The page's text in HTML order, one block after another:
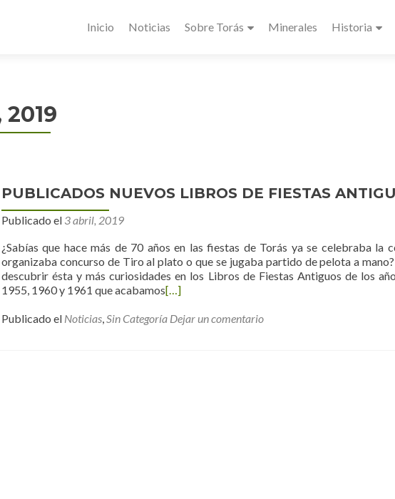
Inicio Noticias Sobre Torás Minerales Historia
PUBLICADOS NUEVOS LIBROS DE FIESTAS
Publicado el 3 abril, 2019
¿Sabías que hace más de 70 años en las fiestas de Torás ya se celebraba la
organizaba concurso de Tiro al plato o que se jugaba partido de pelota a mano?
descubrir ésta y más curiosidades en los Libros de Fiestas Antiguos de los
1955, 1960 y 1961 que acabamos[…]
Publicado el Noticias,Sin Categoría Dejar un comentario